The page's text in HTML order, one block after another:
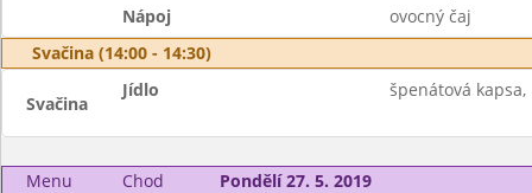
Nápoj
ovocný čaj
Svačina (14:00 - 14:30)
Svačina
Jídlo špenátová kapsa,
Menu Chod
Pondělí 27. 5. 2019